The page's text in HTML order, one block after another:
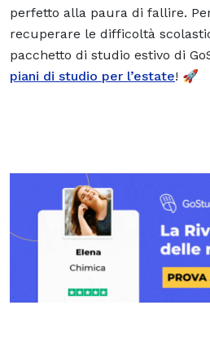
perfetto alla paura di fallire.
recuperare le difficoltà
pacchetto di studio estivo di
piani di studio per l’estate! 🚀